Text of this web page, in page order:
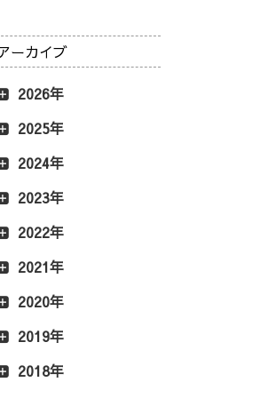
ーカイブ
2026年
2025年
2024年
2023年
2022年
2021年
2020年
2019年
2018年